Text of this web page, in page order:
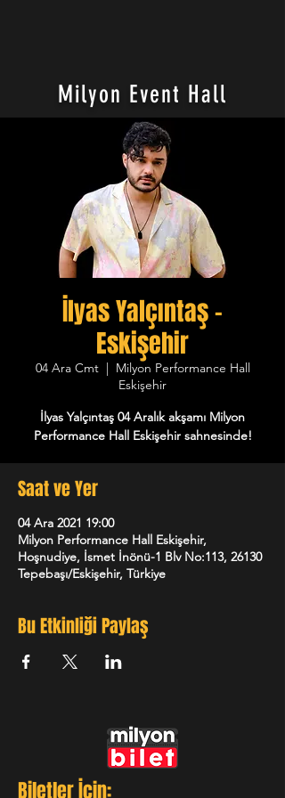
Milyon Event Hall
İlyas Yalçıntaş -
Eskişehir
04 Ara Cmt
  |
Milyon Performance Hall
Eskişehir
İlyas Yalçıntaş 04 Aralık akşamı Milyon
Performance Hall Eskişehir sahnesinde!
Saat ve Yer
04 Ara 2021 19:00
Milyon Performance Hall Eskişehir,
Hoşnudiye, İsmet İnönü-1 Blv No:113, 26130
Tepebaşı/Eskişehir, Türkiye
Bu Etkinliği Paylaş
Biletler İçin: